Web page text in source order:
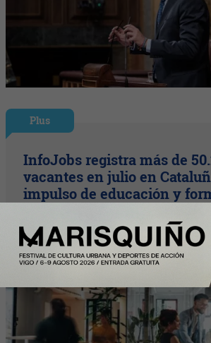
Plus
InfoJobs registra más de
vacantes en julio en
impulso de educación y